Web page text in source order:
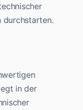
durchstarten.
in der